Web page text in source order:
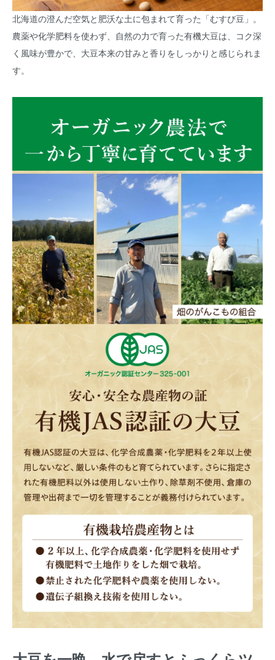
北海道の澄んだ空気と肥沃な土に包まれて育った「むすび豆」。
農薬や化学肥料を使わず、自然の力で育った有機大豆は、コク深
く風味が豊かで、大豆本来の甘みと香りをしっかりと感じられま
す。